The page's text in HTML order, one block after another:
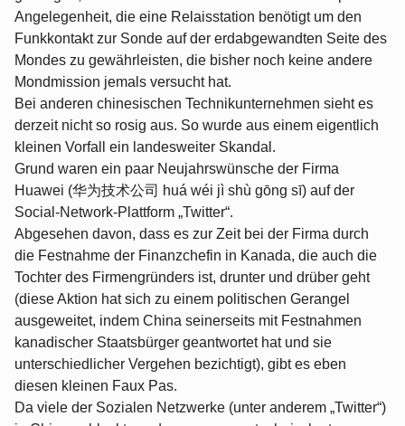
Angelegenheit, die eine Relaisstation benötigt um den
Funkkontakt zur Sonde auf der erdabgewandten Seite des
Mondes zu gewährleisten, die bisher noch keine andere
Mondmission jemals versucht hat.
Bei anderen chinesischen Technikunternehmen sieht es
derzeit nicht so rosig aus. So wurde aus einem eigentlich
kleinen Vorfall ein landesweiter Skandal.
Grund waren ein paar Neujahrswünsche der Firma
Huawei (华为技术公司 huá wéi jì shù gōng sī) auf der
Social-Network-Plattform „Twitter“.
Abgesehen davon, dass es zur Zeit bei der Firma durch
die Festnahme der Finanzchefin in Kanada, die auch die
Tochter des Firmengründers ist, drunter und drüber geht
(diese Aktion hat sich zu einem politischen Gerangel
ausgeweitet, indem China seinerseits mit Festnahmen
kanadischer Staatsbürger geantwortet hat und sie
unterschiedlicher Vergehen bezichtigt), gibt es eben
diesen kleinen Faux Pas.
Da viele der Sozialen Netzwerke (unter anderem „Twitter“)